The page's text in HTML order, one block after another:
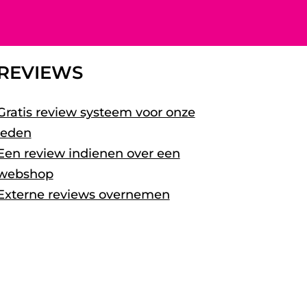
review systeem voor onze
review indienen over een
reviews overnemen